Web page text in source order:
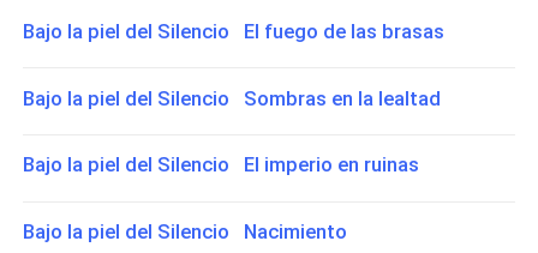
Bajo la piel del Silencio El fuego de las brasas
Bajo la piel del Silencio Sombras en la lealtad
Bajo la piel del Silencio El imperio en ruinas
Bajo la piel del Silencio Nacimiento